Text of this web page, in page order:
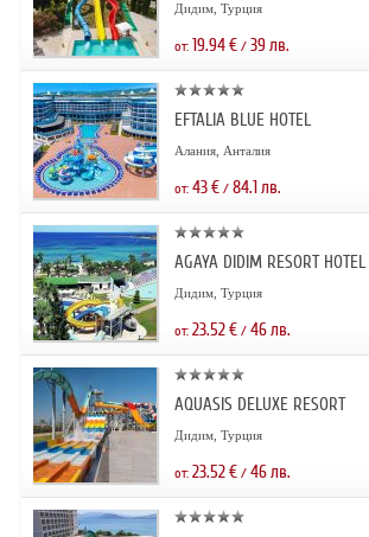
Дидим, Турция
от: 19.94€/ 39 лв.
EFTALIA BLUE HOTEL
Алания, Анталия
от: 43€/ 84.1лв.
AGAYA DIDIM RESORT
Дидим, Турция
от: 23.52€/ 46лв.
AQUASIS DELUXE RESORT
Дидим, Турция
от: 23.52€/ 46лв.